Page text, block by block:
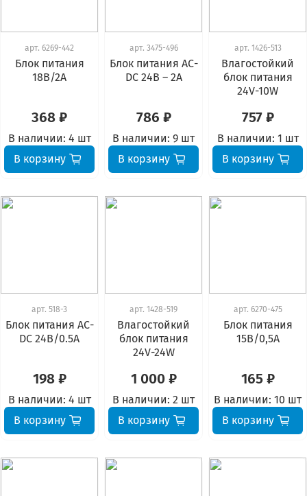
арт. 6269-442
Блок питания
18В/2А
368 ₽
В наличии: 4 шт
В корзину
арт. 3475-496
Блок питания АС-
DC 24В – 2А
786 ₽
В наличии: 9 шт
В корзину
арт. 1426-513
Влагостойкий
блок питания
24V-10W
757 ₽
В наличии: 1 шт
В корзину
арт. 518-3
Блок питания АС-
DC 24В/0.5А
198 ₽
В наличии: 4 шт
В корзину
арт. 1428-519
Влагостойкий
блок питания
24V-24W
1 000 ₽
В наличии: 2 шт
В корзину
арт. 6270-475
Блок питания
15В/0,5А
165 ₽
В наличии: 10 шт
В корзину